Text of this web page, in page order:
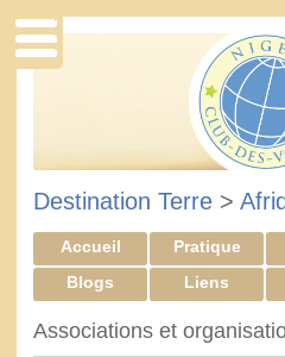
Destination Terre >
Accueil Pratique
Blogs
Liens
Associations et